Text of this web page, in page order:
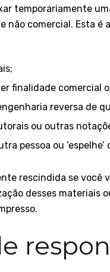
temporariamente
não comercial. Esta
finalidade comercial
reversa de
ou outras
pessoa ou
rescindida se você
desses materiais